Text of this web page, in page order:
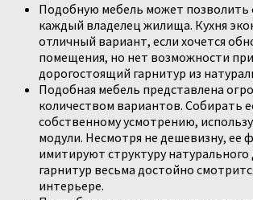
Подобную мебель может позволить
каждый владелец жилища. Кухня
отличный вариант, если хочется
помещения, но нет возможности
дорогостоящий гарнитур из
Подобная мебель представлена
количеством вариантов. Собирать
собственному усмотрению,
модули. Несмотря не дешевизну, ее
имитируют структуру
гарнитур весьма достойно
интерьере.